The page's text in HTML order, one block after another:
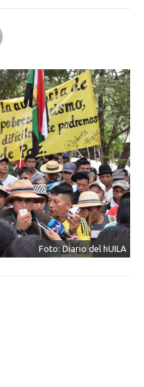
Foto: Diario del hUILA